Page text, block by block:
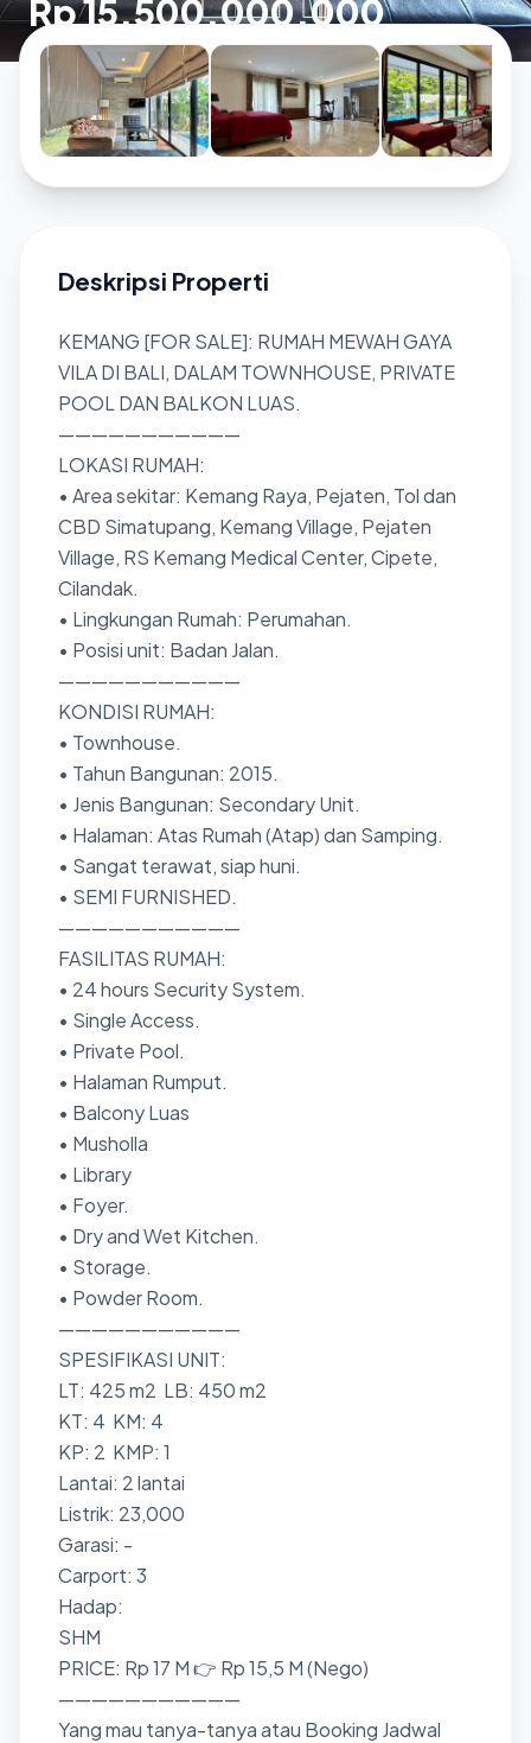
Rp 15.500.000.000
Deskripsi Properti
KEMANG [FOR SALE]: RUMAH MEWAH GAYA
VILA DI BALI, DALAM TOWNHOUSE, PRIVATE
POOL DAN BALKON LUAS.
———————————
LOKASI RUMAH:
• Area sekitar: Kemang Raya, Pejaten, Tol dan
CBD Simatupang, Kemang Village, Pejaten
Village, RS Kemang Medical Center, Cipete,
Cilandak.
• Lingkungan Rumah: Perumahan.
• Posisi unit: Badan Jalan.
———————————
KONDISI RUMAH:
• Townhouse.
• Tahun Bangunan: 2015.
• Jenis Bangunan: Secondary Unit.
• Halaman: Atas Rumah (Atap) dan Samping.
• Sangat terawat, siap huni.
• SEMI FURNISHED.
———————————
FASILITAS RUMAH:
• 24 hours Security System.
• Single Access.
• Private Pool.
• Halaman Rumput.
• Balcony Luas
• Musholla
• Library
• Foyer.
• Dry and Wet Kitchen.
• Storage.
• Powder Room.
———————————
SPESIFIKASI UNIT:
LT: 425 m2 LB: 450 m2
KT: 4 KM: 4
KP: 2 KMP: 1
Lantai: 2 lantai
Listrik: 23,000
Garasi: -
Carport: 3
Hadap:
SHM
PRICE: Rp 17 M 👉 Rp 15,5 M (Nego)
———————————
Yang mau tanya-tanya atau Booking Jadwal